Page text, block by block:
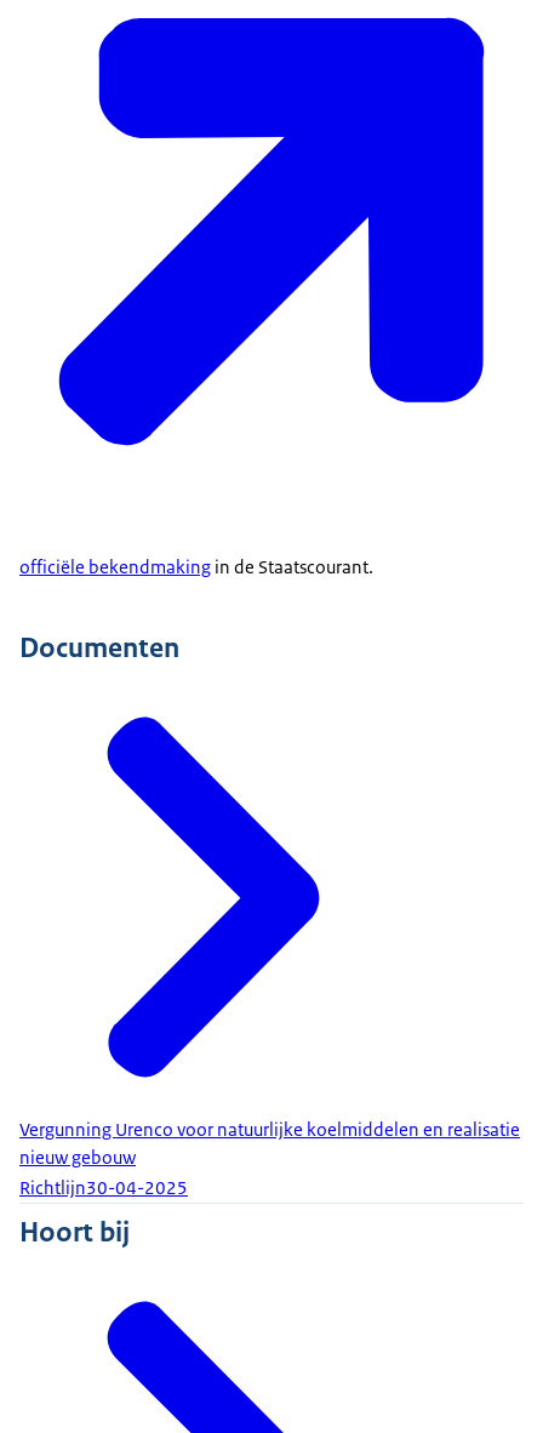
officiële bekendmaking in de Staatscourant.
Documenten
Vergunning Urenco voor natuurlijke koelmiddelen en realisatie
nieuw gebouw
Richtlijn30-04-2025
Hoort bij